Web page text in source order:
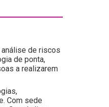
análise de riscos
de ponta,
a realizarem
Com sede